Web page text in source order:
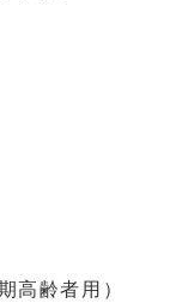
高齢者用）